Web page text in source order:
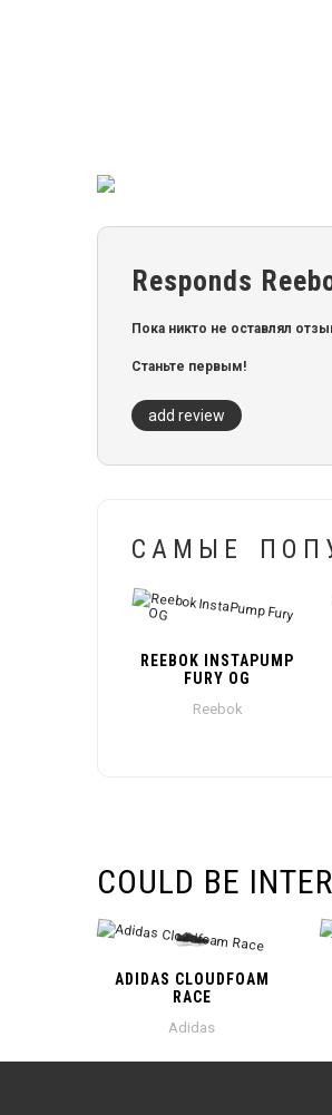
Responds
Пока никто не оставлял
Станьте первым!
add review
САМЫЕ
REEBOK INSTAPUMP
FURY OG
Reebok
COULD BE
ADIDAS CLOUDFOAM
RACE
Adidas